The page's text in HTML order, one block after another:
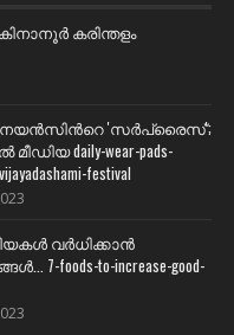
കരിന്തളം
നയന്‍സിന്‍റെ 'സര്‍പ്രൈസ്';
daily-wear-pads-
festival
വര്‍ധിക്കാന്‍
7-foods-to-increase-good-